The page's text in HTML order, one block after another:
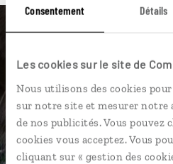
Consentement Détails
Les cookies sur le site de
Nous utilisons des cookies
sur notre site et mesurer notre
de nos publicités. Vous pouvez
cookies vous acceptez. Vous
cliquant sur « gestion des
Nos 14 idées